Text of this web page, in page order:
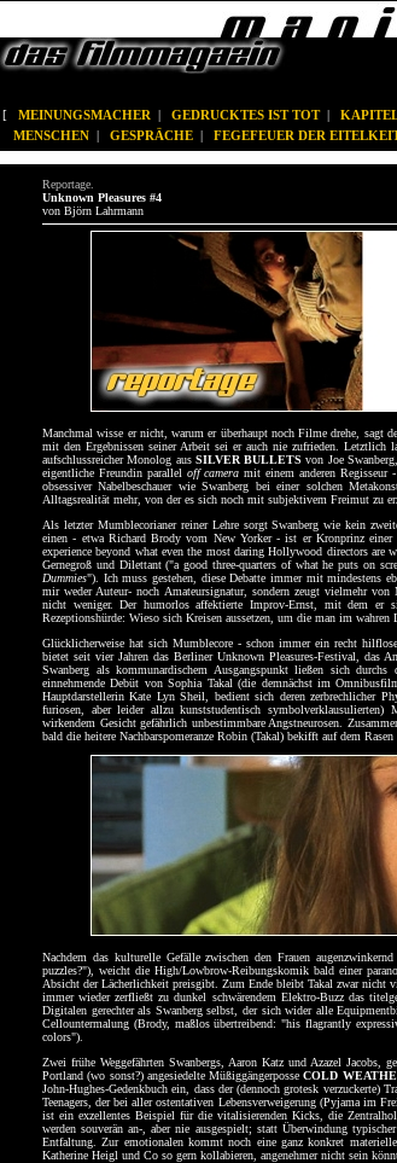
[ MEINUNGSMACHER | GEDRUCKTES IST TOT|
MENSCHEN | GESPRÄCHE | FEGEFEUER DER
Reportage.
Unknown Pleasures #4
von Björn Lahrmann
Manchmal wisse er nicht, warum er überhaupt noch Filme drehe, sagt
mit den Ergebnissen seiner Arbeit sei er auch nie zufrieden.
aufschlussreicher Monolog aus SILVER BULLETS von Joe
eigentliche Freundin parallel off camera mit einem anderen
obsessiver Nabelbeschauer wie Swanberg bei einer solchen
Alltagsrealität mehr, von der es sich noch mit subjektivem Freimut zu
Als letzter Mumblecorianer reiner Lehre sorgt Swanberg wie kein
einen - etwa Richard Brody vom New Yorker - ist er Kronprinz einer
experience beyond what even the most daring Hollywood directors
Gernegroß und Dilettant ("a good three-quarters of what he puts on
Dummies"). Ich muss gestehen, diese Debatte immer mit mindestens
mir weder Auteur- noch Amateursignatur, sondern zeugt vielmehr
nicht weniger. Der humorlos affektierte Improv-Ernst, mit dem er
Rezeptionshürde: Wieso sich Kreisen aussetzen, um die man im
Glücklicherweise hat sich Mumblecore - schon immer ein recht
bietet seit vier Jahren das Berliner Unknown Pleasures-Festival, das
Swanberg als kommunardischem Ausgangspunkt ließen sich
einnehmende Debüt von Sophia Takal (die demnächst im
Hauptdarstellerin Kate Lyn Sheil, bedient sich deren zerbrechlicher
furiosen, aber leider allzu kunststudentisch symbolverklausulierten)
wirkendem Gesicht gefährlich unbestimmbare Angstneurosen.
bald die heitere Nachbarspomeranze Robin (Takal) bekifft auf dem Rasen
Nachdem das kulturelle Gefälle zwischen den Frauen
puzzles?"), weicht die High/Lowbrow-Reibungskomik bald einer
Absicht der Lächerlichkeit preisgibt. Zum Ende bleibt Takal zwar nicht
immer wieder zerfließt zu dunkel schwärendem Elektro-Buzz das
Digitalen gerechter als Swanberg selbst, der sich wider alle
Cellountermalung (Brody, maßlos übertreibend: "his flagrantly
colors").
Zwei frühe Weggefährten Swanbergs, Aaron Katz und Azazel
Portland (wo sonst?) angesiedelte MüßiggängerposseCOLD
John-Hughes-Gedenkbuch ein, dass der (dennoch grotesk verzuckerte)
Teenagers, der bei aller ostentativen Lebensverweigerung (Pyjama im
ist ein exzellentes Beispiel für die vitalisierenden Kicks, die
werden souverän an-, aber nie ausgespielt; statt Überwindung
Entfaltung. Zur emotionalen kommt noch eine ganz konkret
Katherine Heigl und Co so gern kollabieren, angenehmer nicht sein